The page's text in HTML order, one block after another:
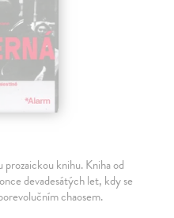
knihu. Kniha od
devadesátých let, kdy se
chaosem.